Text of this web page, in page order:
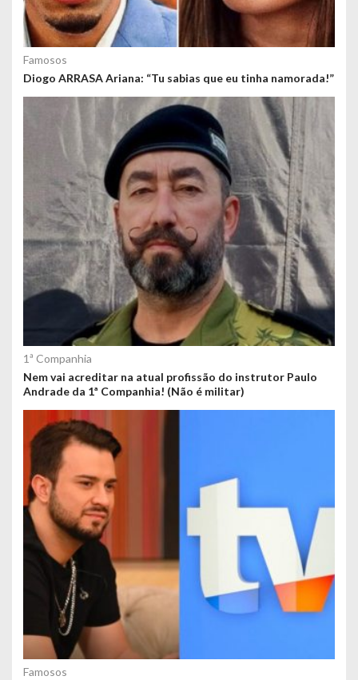
Famosos
Diogo ARRASA Ariana: “Tu sabias que eu tinha namorada!”
1ª Companhia
Nem vai acreditar na atual profissão do instrutor Paulo
Andrade da 1ª Companhia! (Não é militar)
Famosos